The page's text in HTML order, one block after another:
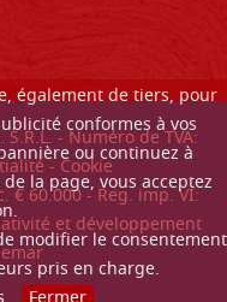
également de tiers, pour
conformes à vos
ou continuez à
la page, vous acceptez
modifier le consentement
pris en charge.
- Numéro de TVA:
-Cookie
€ 60.000 - Reg. imp. VI:
et développement